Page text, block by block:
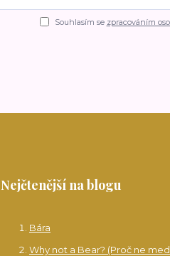
Souhlasím se zpracováním
Nejčtenější na blogu
Bára
Why not a Bear? (Proč ne